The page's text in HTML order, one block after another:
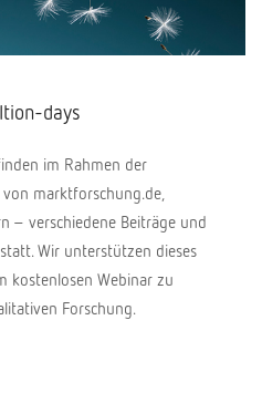
days
im Rahmen der
marktforschung.de,
– verschiedene Beiträge und
Wir unterstützen dieses
kostenlosen Webinar zu
Forschung.